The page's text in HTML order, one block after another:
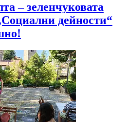
– зеленчуковата
дейности“